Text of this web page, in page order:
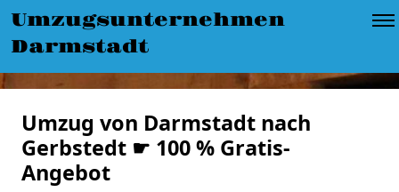
Umzugsunternehmen
Darmstadt
Umzug von Darmstadt nach
Gerbstedt ☛ 100 % Gratis-
Angebot